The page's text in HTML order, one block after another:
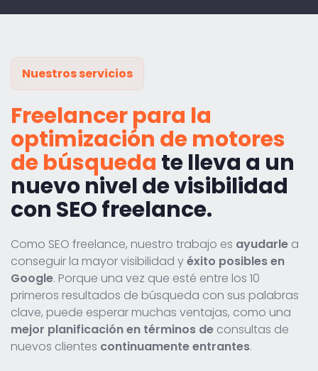
Nuestros servicios
Freelancer para la
optimización de motores
de búsqueda te lleva a un
nuevo nivel de visibilidad
con SEO freelance.
Como SEO freelance, nuestro trabajo es ayudarle a
conseguir la mayor visibilidad yéxito posibles en
Google. Porque una vez que esté entre los 10
primeros resultados de búsqueda con sus palabras
clave, puede esperar muchas ventajas, como una
mejor planificación en términos de consultas de
nuevos clientes continuamente entrantes.